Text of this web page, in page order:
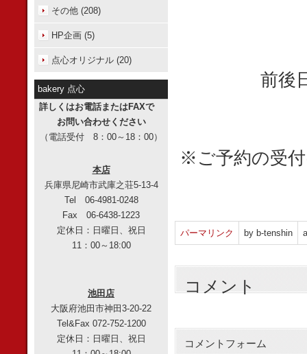
前後
※ご予約の受
パーマリンク by b-tenshin
コメント
コメントフォーム
その他 (208)
HP企画 (5)
点心オリジナル (20)
bakery 点心
詳しくはお電話またはFAXで
お問い合わせください
（電話受付 8：00～18：00）
本店
兵庫県尼崎市武庫之荘5-13-4
Tel 06-4981-0248
Fax 06-6438-1223
定休日：日曜日、祝日
11：00～18:00
池田店
大阪府池田市神田3-20-22
Tel&Fax 072-752-1200
定休日：日曜日、祝日